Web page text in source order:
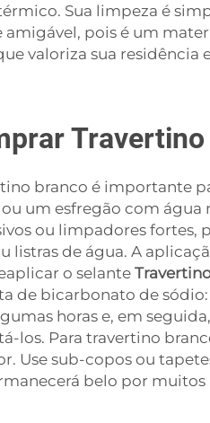
Sua limpeza é
pois é um
valoriza sua
branco é importante
um esfregão com
ou limpadores fortes,
listras de água. A
o selante
de bicarbonato de
horas e, em
los. Para travertino
Use sub-copos ou
belo por muitos